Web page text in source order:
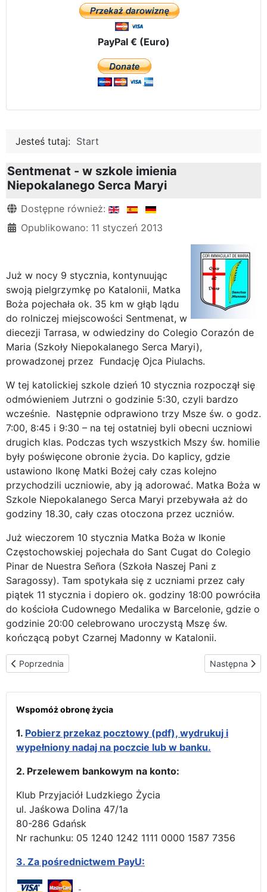
PayPal € (Euro)
Jesteś tutaj: Start
Sentmenat - w szkole imienia
Niepokalanego Serca Maryi
Szczegóły
Dostępne również:
Opublikowano: 11 styczeń 2013
Już w nocy 9 stycznia, kontynuując
swoją pielgrzymkę po Katalonii, Matka
Boża pojechała ok. 35 km w głąb lądu
do rolniczej miejscowości Sentmenat, w
diecezji Tarrasa, w odwiedziny do Colegio Corazón de
Maria (Szkoły Niepokalanego Serca Maryi),
prowadzonej przez Fundację Ojca Piulachs.
W tej katolickiej szkole dzień 10 stycznia rozpoczął się
odmówieniem Jutrzni o godzinie 5:30, czyli bardzo
wcześnie. Następnie odprawiono trzy Msze św. o godz.
7:00, 8:45 i 9:30 – na tej ostatniej byli obecni uczniowi
drugich klas. Podczas tych wszystkich Mszy św. homilie
były poświęcone obronie życia. Do kaplicy, gdzie
ustawiono Ikonę Matki Bożej cały czas kolejno
przychodzili uczniowie, aby ją adorować. Matka Boża w
Szkole Niepokalanego Serca Maryi przebywała aż do
godziny 18.30, cały czas otoczona przez uczniów.
Już wieczorem 10 stycznia Matka Boża w Ikonie
Częstochowskiej pojechała do Sant Cugat do Colegio
Pinar de Nuestra Señora (Szkoła Naszej Pani z
Saragossy). Tam spotykała się z uczniami przez cały
piątek 11 stycznia i dopiero ok. godziny 18:00 powróciła
do kościoła Cudownego Medalika w Barcelonie, gdzie o
godzinie 20:00 celebrowano uroczystą Mszę św.
kończącą pobyt Czarnej Madonny w Katalonii.
Poprzednia strona: Na Górze Tibidabo
Poprzednia Następna
Następna
Wspomóż obronę życia
1. Pobierz przekaz pocztowy (pdf), wydrukuj i
wypełniony nadaj na poczcie lub w banku.
2. Przelewem bankowym na konto:
Klub Przyjaciół Ludzkiego Życia
ul. Jaśkowa Dolina 47/1a
80-286 Gdańsk
Nr rachunku: 05 1240 1242 1111 0000 1587 7356
3. Za pośrednictwem PayU: